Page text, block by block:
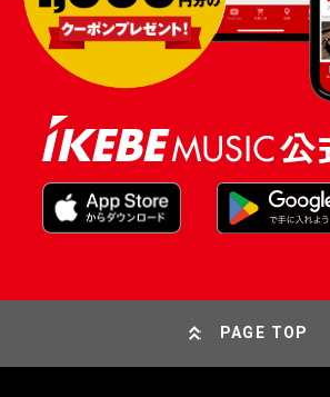
PAGE TOP